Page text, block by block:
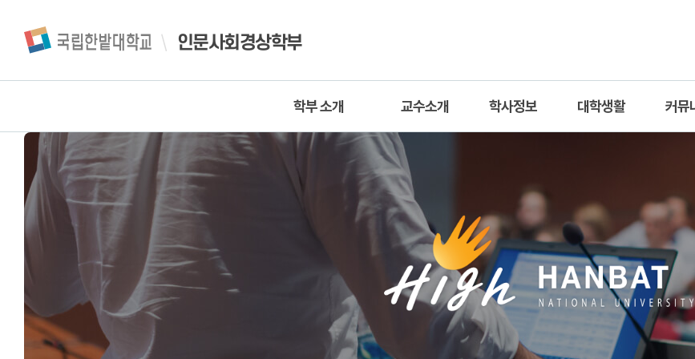
인문사회경상학부
학부 소개
인문사회경상학부 소개
인문사회경상학부 연혁
교수소개
직원
학사정보
교과과정
대학생활
학부활동
커뮤
자료